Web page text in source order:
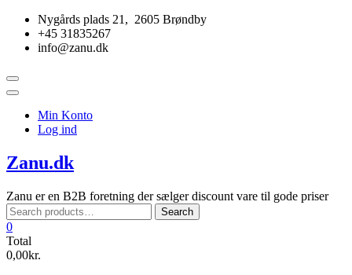
Skip
content
Nygårds plads 21, 2605 Brøndby
+45 31835267
info@zanu.dk
Topbar
Menu
Min Konto
Log ind
Zanu.dk
Zanu er en B2B foretning der sælger discount vare til gode priser
Search
for:
Search
0
Total
0,00kr.